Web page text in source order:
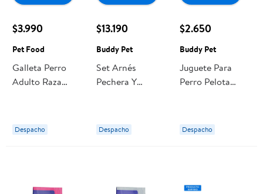
$3.990
Pet Food
Galleta Perro
Adulto Raza
Despacho
$13.190
Buddy Pet
Set Arnés
Pechera Y
Un Buddy Pet
Despacho
$2.650
Buddy Pet
Juguete Para
Perro Pelota
Despacho